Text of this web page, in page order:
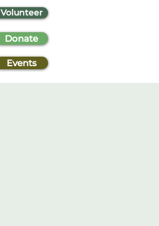
Volunteer
Donate
Events